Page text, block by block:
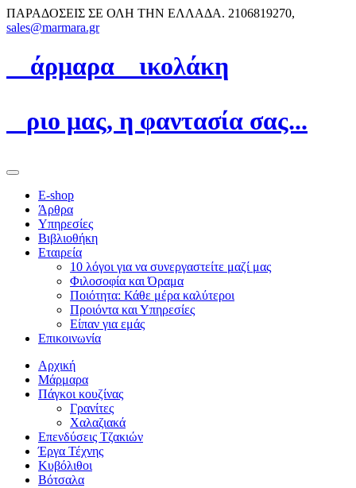
ΠΑΡΑΔΟΣΕΙΣ ΣΕ ΟΛΗ ΤΗΝ ΕΛΛΑΔΑ. 2106819270,
sales@marmara.gr
άρμαρα
ικολάκη
ριο μας, η φαντασία σας...
E-shop
Άρθρα
Υπηρεσίες
Βιβλιοθήκη
Εταιρεία
10 λόγοι για να συνεργαστείτε μαζί μας
Φιλοσοφία και Όραμα
Ποιότητα: Κάθε μέρα καλύτεροι
Προιόντα και Υπηρεσίες
Είπαν για εμάς
Επικοινωνία
Αρχική
Μάρμαρα
Πάγκοι κουζίνας
Γρανίτες
Χαλαζιακά
Επενδύσεις Τζακιών
Έργα Τέχνης
Κυβόλιθοι
Βότσαλα